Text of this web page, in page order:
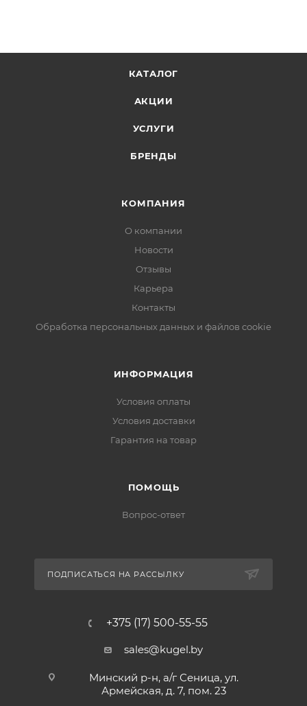
КАТАЛОГ
АКЦИИ
УСЛУГИ
БРЕНДЫ
КОМПАНИЯ
О компании
Новости
Отзывы
Карьера
Контакты
Обработка персональных данных и файлов cookie
ИНФОРМАЦИЯ
Условия оплаты
Условия доставки
Гарантия на товар
ПОМОЩЬ
Вопрос-ответ
ПОДПИСАТЬСЯ НА РАССЫЛКУ
+375 (17) 500-55-55
sales@kugel.by
Минский р-н, а/г Сеница, ул.
Армейская, д. 7, пом. 23